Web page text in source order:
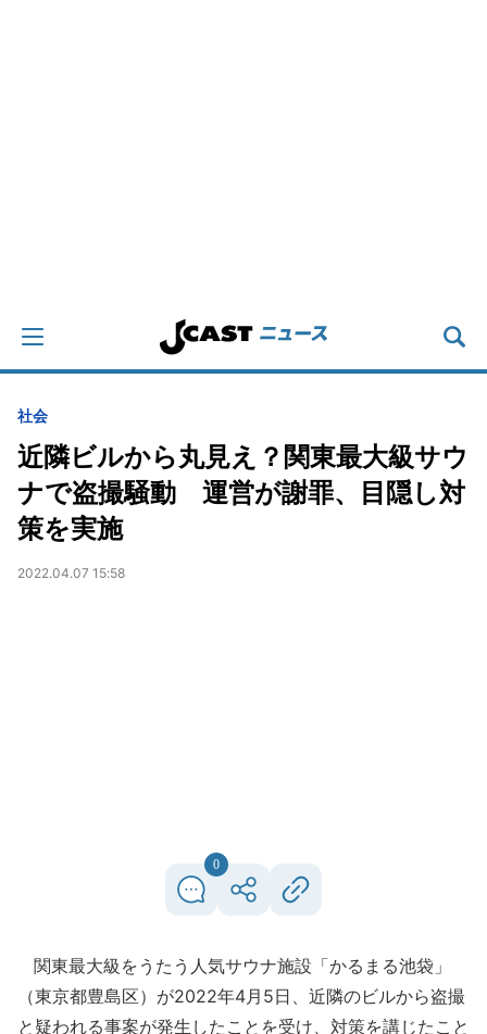
社会
近隣ビルから丸見え？関東最大級サウ
ナで盗撮騒動 運営が謝罪、目隠し対
策を実施
2022.04.07 15:58
0
関東最大級をうたう人気サウナ施設「かるまる池袋」
（東京都豊島区）が2022年4月5日、近隣のビルから盗撮
と疑われる事案が発生したことを受け、対策を講じたこと